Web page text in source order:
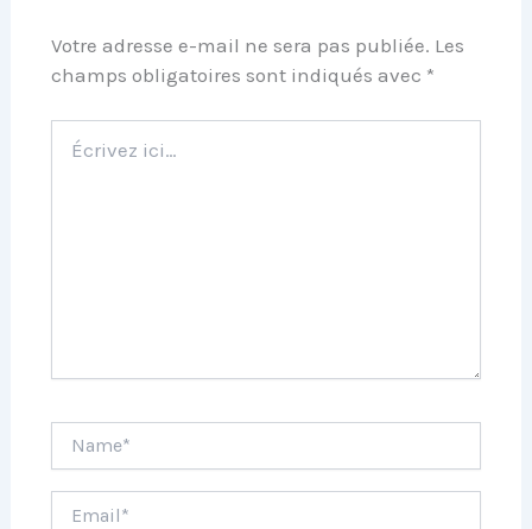
Votre adresse e-mail ne sera pas publiée. Les
champs obligatoires sont indiqués avec *
ici…